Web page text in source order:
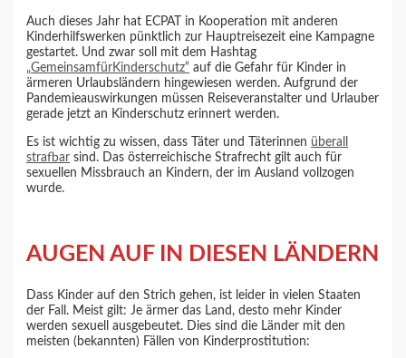
Auch dieses Jahr hat ECPAT in Kooperation mit anderen
Kinderhilfswerken pünktlich zur Hauptreisezeit eine Kampagne
gestartet. Und zwar soll mit dem Hashtag
„GemeinsamfürKinderschutz“ auf die Gefahr für Kinder in
ärmeren Urlaubsländern hingewiesen werden. Aufgrund der
Pandemieauswirkungen müssen Reiseveranstalter und Urlauber
gerade jetzt an Kinderschutz erinnert werden.
Es ist wichtig zu wissen, dass Täter und Täterinnen überall
strafbar sind. Das österreichische Strafrecht gilt auch für
sexuellen Missbrauch an Kindern, der im Ausland vollzogen
wurde.
AUGEN AUF IN DIESEN LÄNDERN
Dass Kinder auf den Strich gehen, ist leider in vielen Staaten
der Fall. Meist gilt: Je ärmer das Land, desto mehr Kinder
werden sexuell ausgebeutet. Dies sind die Länder mit den
meisten (bekannten) Fällen von Kinderprostitution: